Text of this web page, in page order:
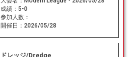
成績： 5-0
参加人数：
開催日： 2026/05/28
ドレッジ/Dredge